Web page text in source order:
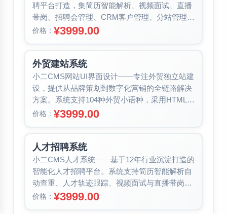
聘平台打造，集简历智能解析、视频面试、直播
带岗、招聘会管理、CRM客户管理、分站管理、
专题招聘等丰富功能于一体。系统...
价格： ¥3999.00
外贸建站系统
小二CMS网站UI界面设计——专注外贸独立站建
设，提供从品牌策划到数字化营销的全链路解决
方案。系统支持104种外贸小语种，采用HTML5
响应式布局与高端欧美风格...
价格： ¥3999.00
人才招聘系统
小二CMS人才系统——基于12年行业沉淀打造的
智能化人才招聘平台。系统支持简历智能解析自
动查重、人才轨迹跟踪、视频面试与直播带岗等
前沿招聘方式。提供职位/地区/...
价格： ¥3999.00